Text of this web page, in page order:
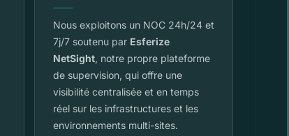
Nous exploitons un NOC 24h/24 et
7j/7 soutenu par Esferize
NetSight, notre propre plateforme
de supervision, qui offre une
visibilité centralisée et en temps
réel sur les infrastructures et les
environnements multi-sites.